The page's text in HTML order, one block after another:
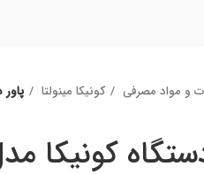
و مواد مصرفی کونیکا مینولتا پاور
کونیکا مدل